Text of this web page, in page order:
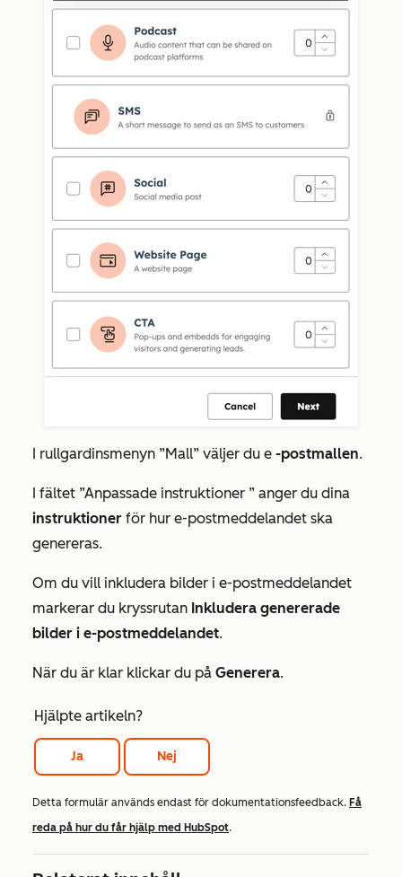
I rullgardinsmenyn ”Mall” väljer du e -postmallen.
I fältet ”Anpassade instruktioner ” anger du dina
instruktioner för hur e-postmeddelandet ska
genereras.
Om du vill inkludera bilder i e-postmeddelandet
markerar du kryssrutan Inkludera genererade
bilder i e-postmeddelandet.
När du är klar klickar du på Generera.
Hjälpte artikeln?
Ja Nej
Detta formulär används endast för dokumentationsfeedback. Få
reda på hur du får hjälp med HubSpot.